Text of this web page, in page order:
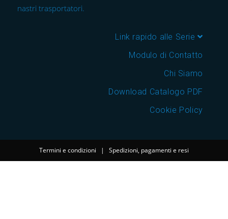
nastri trasportatori.
Link rapido alle Serie
Modulo di Contatto
Chi Siamo
Download Catalogo PDF
Cookie Policy
Termini e condizioni | Spedizioni, pagamenti e resi